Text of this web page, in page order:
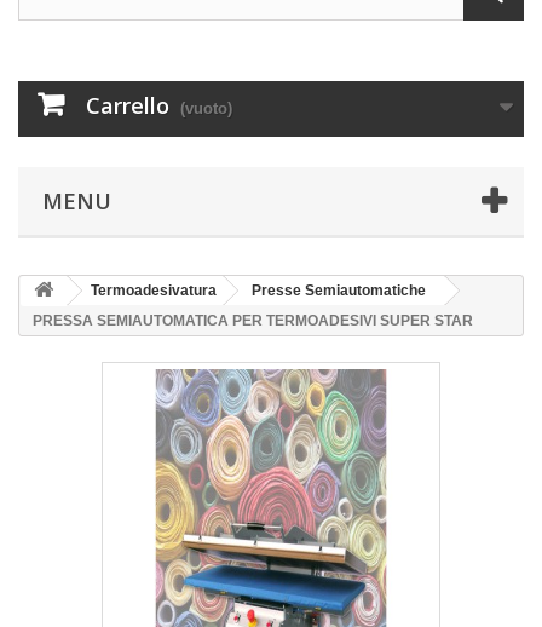
Carrello (vuoto)
MENU
Termoadesivatura
Presse Semiautomatiche
PRESSA SEMIAUTOMATICA PER TERMOADESIVI SUPER STAR